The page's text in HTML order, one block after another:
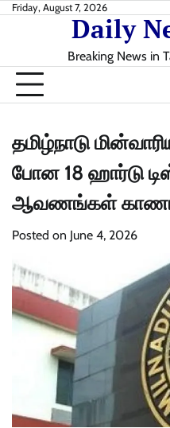
SkipFriday, August 7, 2026
Daily
Breaking News in
தமிழ்நாடு
போன 18 ஹார்டு
ஆவணங்கள்
Posted on June 4, 2026